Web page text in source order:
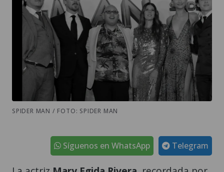
SPIDER MAN / FOTO: SPIDER MAN
Telegram
Síguenos en WhatsApp